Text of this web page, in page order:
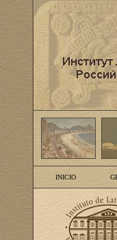
INICIO